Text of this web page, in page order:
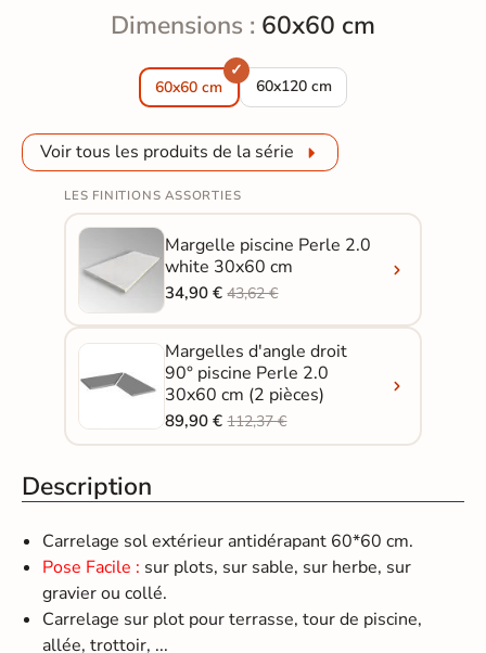
Dimensions : 60x60 cm
60x60 cm 60x120 cm
Dalle extérieur Perle 2.0 white
Voir tous les produits de la série
LES FINITIONS ASSORTIES
Margelle piscine Perle 2.0
white 30x60 cm
34,90 €43,62 €
Margelles d'angle droit
90° piscine Perle 2.0
30x60 cm (2 pièces)
89,90 €112,37 €
Description
Carrelage sol extérieur antidérapant 60*60 cm.
Pose Facile : sur plots, sur sable, sur herbe, sur
gravier ou collé.
Carrelage sur plot pour terrasse, tour de piscine,
allée, trottoir, ...